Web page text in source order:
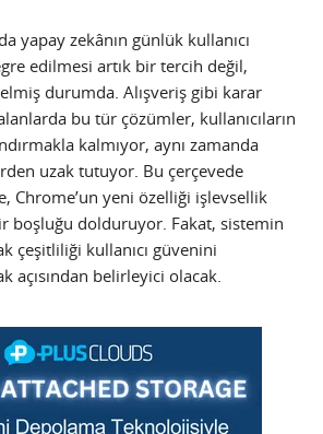
yapay zekânın günlük kullanıcı
edilmesi artık bir tercih değil,
durumda. Alışveriş gibi karar
bu tür çözümler, kullanıcıların
kalmıyor, aynı zamanda
uzak tutuyor. Bu çerçevede
Chrome’un yeni özelliği işlevsellik
boşluğu dolduruyor. Fakat, sistemin
çeşitliliği kullanıcı güvenini
açısından belirleyici olacak.